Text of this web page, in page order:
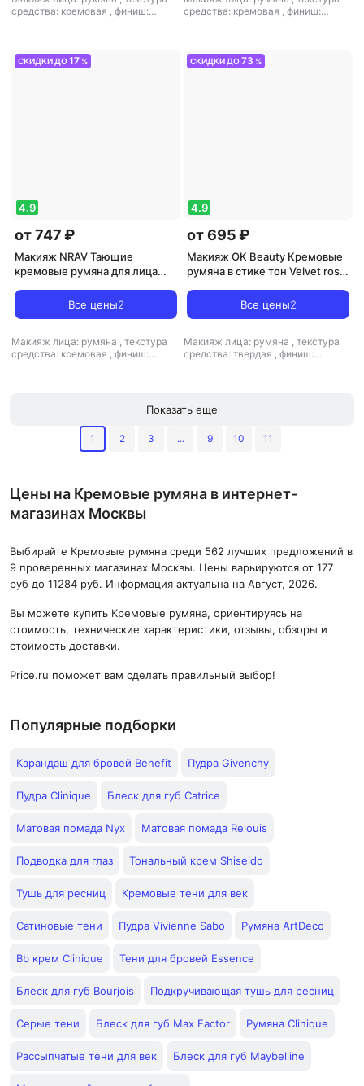
средства: кремовая , финиш:
средства: кремовая , финиш:
СКИДКИ ДО17 %
4.9
от 747 ₽
Макияж NRAV Тающие
кремовые румяна для лица
Все цены2
Макияж лица: румяна , текстура
средства: кремовая , финиш:
СКИДКИ ДО73 %
4.9
от 695 ₽
Макияж OK Beauty Кремовые
румяна в стике тон Velvet rose
Все цены2
Макияж лица: румяна , текстура
средства: твердая , финиш:
Показать еще
1 2 3 ... 9 10 11
Цены на Кремовые румяна в интернет-
магазинах Москвы
Выбирайте Кремовые румяна среди 562 лучших предложений в
9 проверенных магазинах Москвы. Цены варьируются от 177
руб до 11284 руб. Информация актуальна на Август, 2026.
Вы можете купить Кремовые румяна, ориентируясь на
стоимость, технические характеристики, отзывы, обзоры и
стоимость доставки.
Price.ru поможет вам сделать правильный выбор!
Популярные подборки
Карандаш для бровей Benefit Пудра Givenchy
Пудра Clinique Блеск для губ Catrice
Матовая помада Nyx Матовая помада Relouis
Подводка для глаз Тональный крем Shiseido
Тушь для ресниц Кремовые тени для век
Сатиновые тени Пудра Vivienne Sabo Румяна ArtDeco
Bb крем Clinique Тени для бровей Essence
Блеск для губ Bourjois Подкручивающая тушь для ресниц
Серые тени Блеск для губ Max Factor Румяна Clinique
Рассыпчатые тени для век Блеск для губ Maybelline